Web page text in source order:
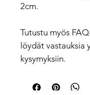
2cm.
Tutustu myös
löydät vastauksia
kysymyksiin.